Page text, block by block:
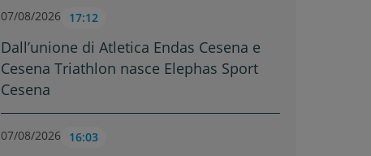
07/08/2026 17:12
Dall’unione di Atletica Endas Cesena e
Cesena Triathlon nasce Elephas Sport
Cesena
07/08/2026 16:03